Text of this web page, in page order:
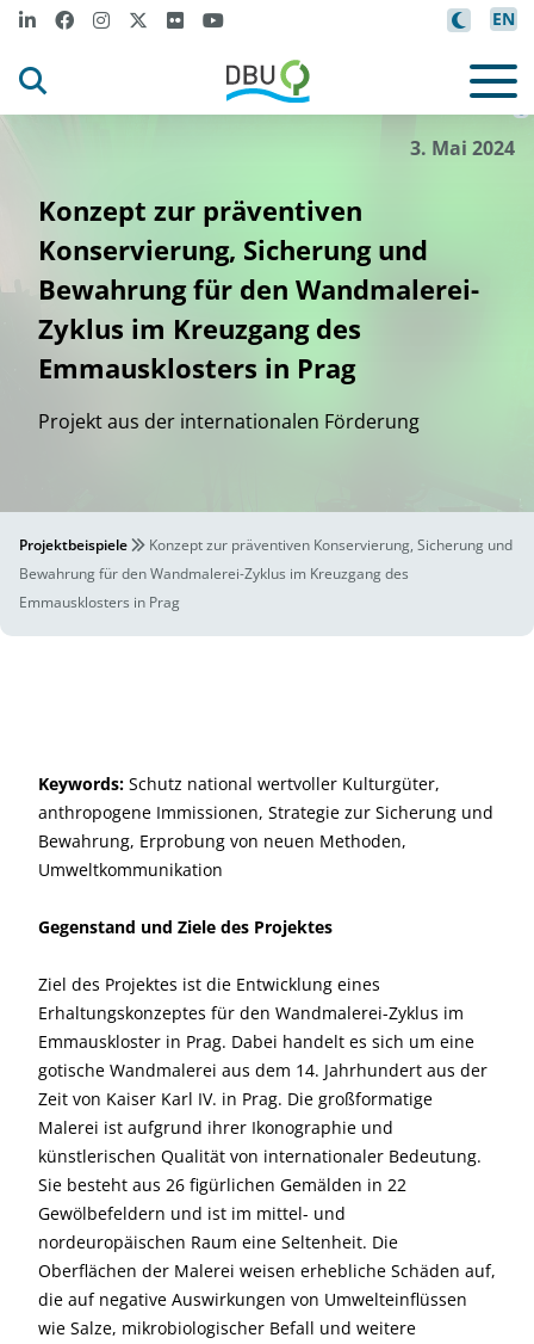
EN
Un
i
ver s
i tät Pardub
i
ce
,
Faku
l
tät f ü
r Res
t
aur
3. Mai 2024
Konzept zur präventiven
Konservierung, Sicherung und
Bewahrung für den Wandmalerei-
Zyklus im Kreuzgang des
Emmausklosters in Prag
Projekt aus der internationalen Förderung
Projektbeispiele
Konzept zur präventiven Konservierung, Sicherung und
Bewahrung für den Wandmalerei-Zyklus im Kreuzgang des
Emmausklosters in Prag
Keywords: Schutz national wertvoller Kulturgüter,
anthropogene Immissionen, Strategie zur Sicherung und
Bewahrung, Erprobung von neuen Methoden,
Umweltkommunikation
Gegenstand und Ziele des Projektes
Ziel des Projektes ist die Entwicklung eines
Erhaltungskonzeptes für den Wandmalerei-Zyklus im
Emmauskloster in Prag. Dabei handelt es sich um eine
gotische Wandmalerei aus dem 14. Jahrhundert aus der
Zeit von Kaiser Karl IV. in Prag. Die großformatige
Malerei ist aufgrund ihrer Ikonographie und
künstlerischen Qualität von internationaler Bedeutung.
Sie besteht aus 26 figürlichen Gemälden in 22
Gewölbefeldern und ist im mittel- und
nordeuropäischen Raum eine Seltenheit. Die
Oberflächen der Malerei weisen erhebliche Schäden auf,
die auf negative Auswirkungen von Umwelteinflüssen
wie Salze, mikrobiologischer Befall und weitere